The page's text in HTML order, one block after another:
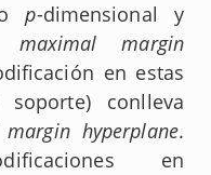
p-dimensional y
maximal margin
en estas
soporte) conlleva
hyperplane.
en